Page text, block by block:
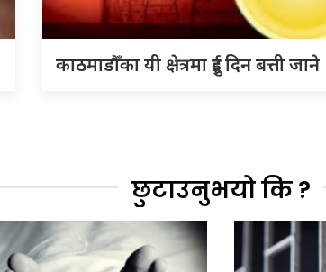
काठमाडौँका यी क्षेत्रमा दुई दिन बत्ती जाने
छुटाउनुभयो कि ?